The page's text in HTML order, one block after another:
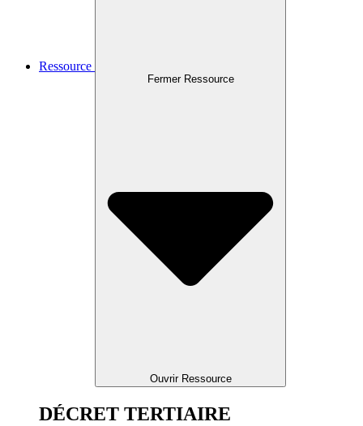
Ressource
Fermer Ressource
Ouvrir Ressource
DÉCRET TERTIAIRE